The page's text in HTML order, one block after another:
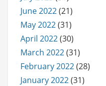
June 2022(21)
May 2022(31)
April 2022(30)
March 2022(31)
February 2022(28)
January 2022(31)